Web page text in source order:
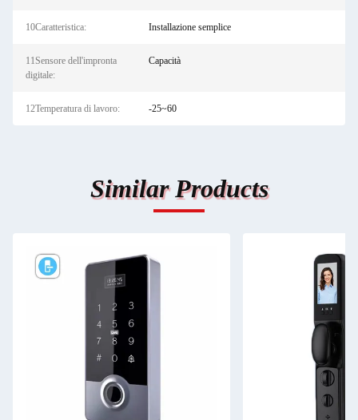
10Caratteristica: Installazione semplice
11Sensore dell'impronta
digitale:
Capacità
12Temperatura di lavoro: -25~60
Similar Products